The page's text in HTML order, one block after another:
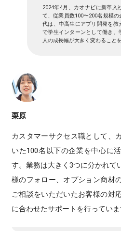
2024年4月、カオナビに新卒入
て、従業員数100〜200名規模
代は、中高生にアプリ開発を
で学生インターンとして働き
人の成長幅が大きく変わること
栗原
カスタマーサクセス職として、
いた100名以下の企業を中心に
す。業務は大きく3つに分かれて
様のフォロー、オプション商材
ご相談をいただいたお客様の対
に合わせたサポートを行っていま